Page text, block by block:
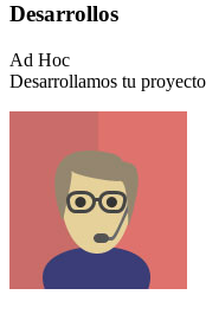
Desarrollos
Ad Hoc
Desarrollamos tu proyecto